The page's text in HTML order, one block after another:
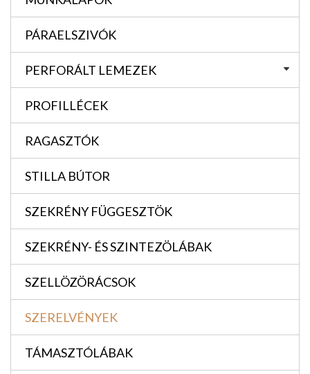
PÁRAELSZIVÓK
PERFORÁLT LEMEZEK
PROFILLÉCEK
RAGASZTÓK
STILLA BÚTOR
SZEKRÉNY FÜGGESZTÖK
SZEKRÉNY- ÉS SZINTEZÖLÁBAK
SZELLÖZÖRÁCSOK
SZERELVÉNYEK
TÁMASZTÓLÁBAK